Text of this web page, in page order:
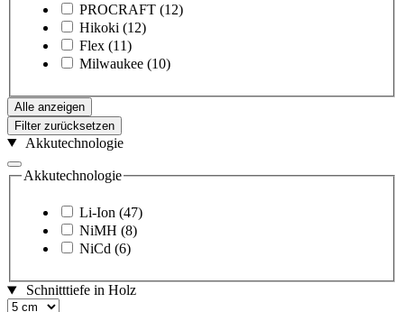
PROCRAFT (12)
Hikoki (12)
Flex (11)
Milwaukee (10)
Alle anzeigen
Filter zurücksetzen
Akkutechnologie
Akkutechnologie
Li-Ion (47)
NiMH (8)
NiCd (6)
Schnitttiefe in Holz